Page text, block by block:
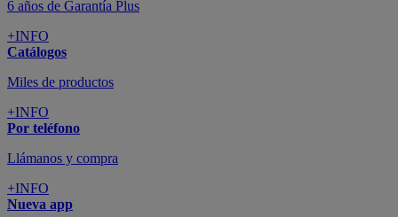
6 años de Garantía Plus
+INFO
Catálogos
Miles de productos
+INFO
Por teléfono
Llámanos y compra
+INFO
Nueva app